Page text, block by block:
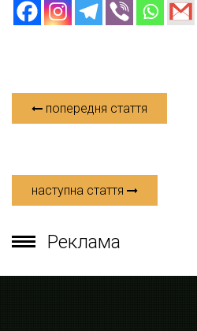
попередня стаття
наступна стаття
Реклама